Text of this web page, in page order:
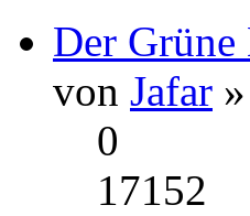
Der
von Jafar
0
17152